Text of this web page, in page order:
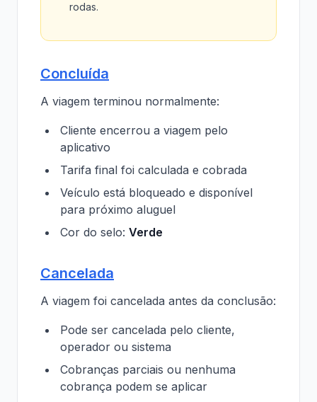
rodas.
Concluída
A viagem terminou normalmente:
Cliente encerrou a viagem pelo
aplicativo
Tarifa final foi calculada e cobrada
Veículo está bloqueado e disponível
para próximo aluguel
Cor do selo: Verde
Cancelada
A viagem foi cancelada antes da conclusão:
Pode ser cancelada pelo cliente,
operador ou sistema
Cobranças parciais ou nenhuma
cobrança podem se aplicar